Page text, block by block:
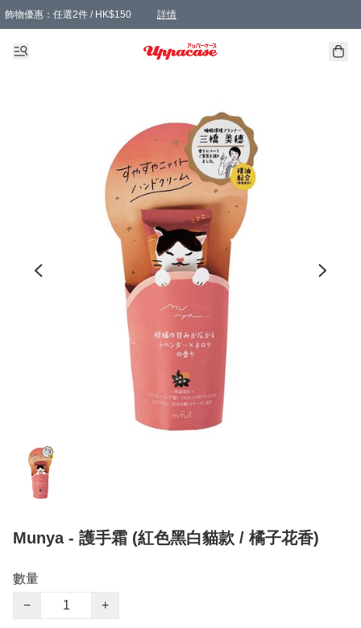
飾物優惠：任選2件 / HK$150 詳情
髮飾優惠：任選2件 / HK$100 詳情
精選襪子優惠：任選3對 / HK$115 詳情
滿額免運：本地訂單滿港幣350元可享免運費優惠
Munya - 護手霜 (紅色黑白貓款 / 橘子花香)
數量
−
+